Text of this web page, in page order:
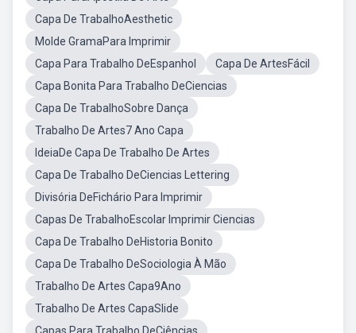
Capa De TrabalhoAesthetic
Molde GramaPara Imprimir
Capa Para Trabalho DeEspanhol
Capa De ArtesFácil
Capa Bonita Para Trabalho DeCiencias
Capa De TrabalhoSobre Dança
Trabalho De Artes7 Ano Capa
IdeiaDe Capa De Trabalho De Artes
Capa De Trabalho DeCiencias Lettering
Divisória DeFichário Para Imprimir
Capas De TrabalhoEscolar Imprimir Ciencias
Capa De Trabalho DeHistoria Bonito
Capa De Trabalho DeSociologia À Mão
Trabalho De Artes Capa9Ano
Trabalho De Artes CapaSlide